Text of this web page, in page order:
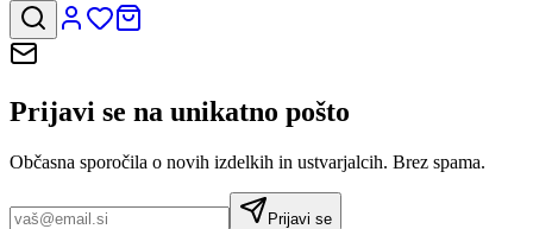
Prijavi se na unikatno pošto
Občasna sporočila o novih izdelkih in ustvarjalcih. Brez spama.
Prijavi se